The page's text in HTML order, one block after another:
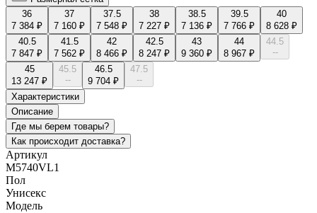
36
7 384 ₽
37
7 160 ₽
37.5
7 548 ₽
38
7 227 ₽
38.5
7 136 ₽
39.5
7 766 ₽
40
8 628 ₽
40.5
7 847 ₽
41.5
7 562 ₽
42
8 466 ₽
42.5
8 247 ₽
43
9 360 ₽
44
8 967 ₽
44.5
--
45
13 247 ₽
45.5
--
46.5
9 704 ₽
47.5
--
Характеристики
Описание
Где мы берем товары?
Как происходит доставка?
Артикул
M5740VL1
Пол
Унисекс
Модель